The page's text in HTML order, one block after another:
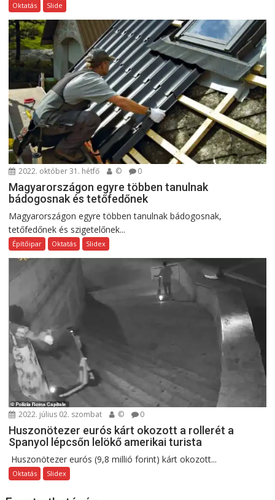
Oktatás Slide
2022. október 31. hétfő © 0
Magyarországon egyre többen tanulnak
bádogosnak és tetőfedőnek
Magyarországon egyre többen tanulnak bádogosnak,
tetőfedőnek és szigetelőnek...
Építőipar Oktatás Slidex
2022. július 02. szombat © 0
Huszonötezer eurós kárt okozott a rollerét a
Spanyol lépcsőn lelökő amerikai turista
Huszonötezer eurós (9,8 millió forint) kárt okozott...
Oktatás Slidex